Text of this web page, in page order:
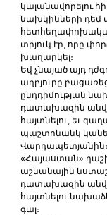
կալանավորելու
նախկինների դեմ
տրյուկ էր, որը
խաղարկել։
Եվ չնայած այդ
աղբյուրը
ընդդիմության
դատախազին
հայտնելու, եւ
պաշտոնանկ
Վարդապետյանին։
«Հայաստան»
աշնանային
դատախազին
հայտնելու
գալ։